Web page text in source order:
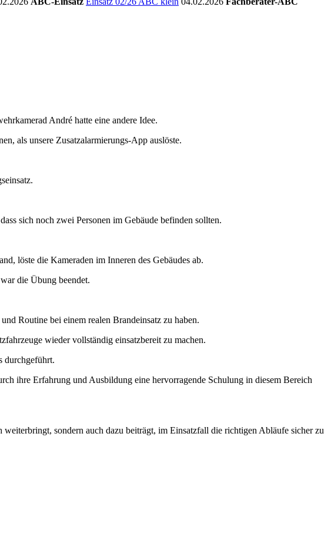
André hatte eine andere Idee.
als unsere Zusatzalarmierungs-App auslöste.
sich noch zwei Personen im Gebäude befinden sollten.
löste die Kameraden im Inneren des Gebäudes ab.
die Übung beendet.
Routine bei einem realen Brandeinsatz zu haben.
wieder vollständig einsatzbereit zu machen.
durchgeführt.
ihre Erfahrung und Ausbildung eine hervorragende Schulung in diesem Bereich
sondern auch dazu beiträgt, im Einsatzfall die richtigen Abläufe sicher zu